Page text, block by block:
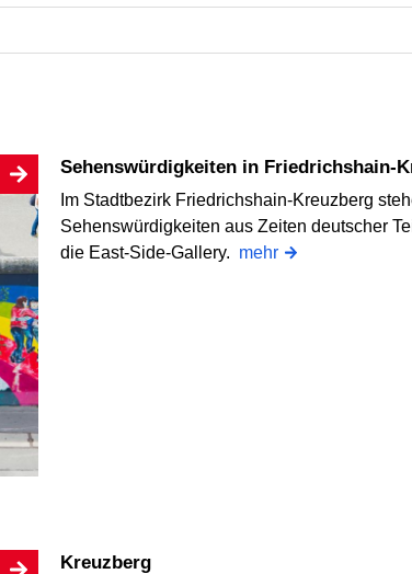
Sehenswürdigkeiten in Friedrichshain-
Im Stadtbezirk Friedrichshain-Kreuzberg
Sehenswürdigkeiten aus Zeiten deutscher
die East-Side-Gallery. mehr
Kreuzberg